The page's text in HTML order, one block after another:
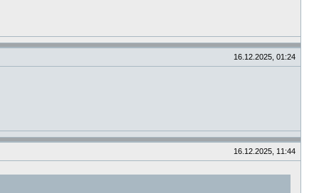
16.12.2025, 01:24
16.12.2025, 11:44